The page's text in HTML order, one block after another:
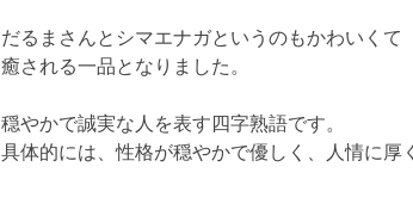
だるまさんとシマエナガというのもかわいくて
癒される一品となりました。
穏やかで誠実な人を表す四字熟語です。
具体的には、性格が穏やかで優しく、人情に厚